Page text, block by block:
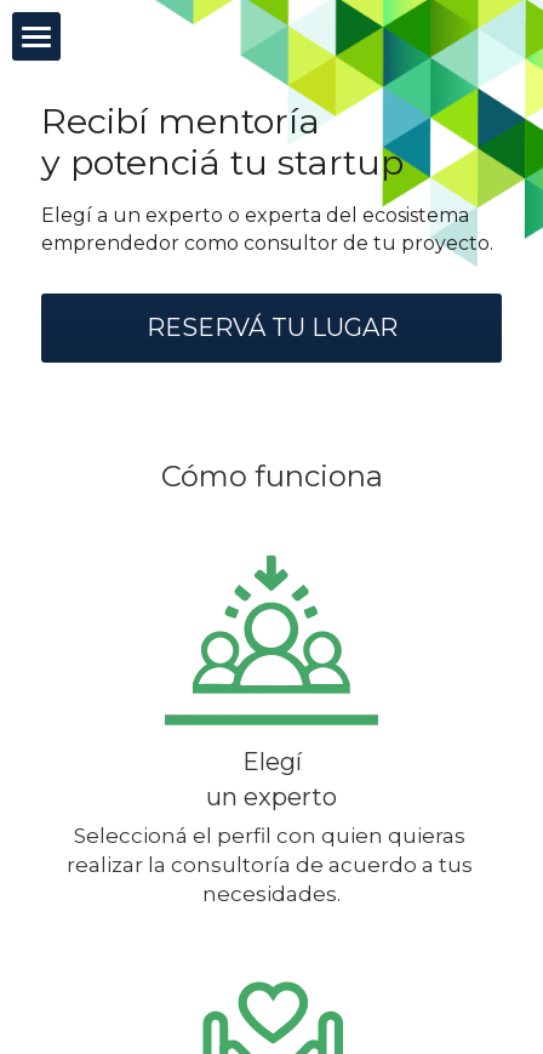
Innovación abierta
GovTech
Recibí mentoría
y potenciá tu startup
Elegí a un experto o experta del ecosistema
emprendedor como consultor de tu proyecto.
RESERVÁ TU LUGAR
Cómo funciona
Elegí
un experto
Seleccioná el perfil con quien quieras
realizar la consultoría de acuerdo a tus
necesidades.
CATEGORÍAS DE BLOG
Todas las Categorías